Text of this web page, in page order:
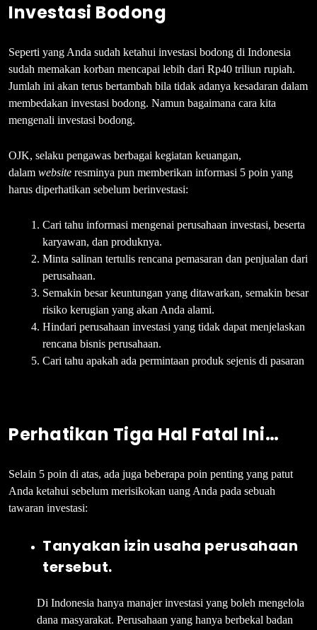
Investasi Bodong
Seperti yang Anda sudah ketahui investasi bodong di Indonesia
sudah memakan korban mencapai lebih dari Rp40 triliun rupiah.
Jumlah ini akan terus bertambah bila tidak adanya kesadaran dalam
membedakan investasi bodong. Namun bagaimana cara kita
mengenali investasi bodong.
OJK, selaku pengawas berbagai kegiatan keuangan,
dalam website resminya pun memberikan informasi 5 poin yang
harus diperhatikan sebelum berinvestasi:
Cari tahu informasi mengenai perusahaan investasi, beserta
karyawan, dan produknya.
Minta salinan tertulis rencana pemasaran dan penjualan dari
perusahaan.
Semakin besar keuntungan yang ditawarkan, semakin besar
risiko kerugian yang akan Anda alami.
Hindari perusahaan investasi yang tidak dapat menjelaskan
rencana bisnis perusahaan.
Cari tahu apakah ada permintaan produk sejenis di pasaran
Perhatikan Tiga Hal Fatal Ini…
Selain 5 poin di atas, ada juga beberapa poin penting yang patut
Anda ketahui sebelum merisikokan uang Anda pada sebuah
tawaran investasi:
Tanyakan izin usaha perusahaan
tersebut.
Di Indonesia hanya manajer investasi yang boleh mengelola
dana masyarakat. Perusahaan yang hanya berbekal badan